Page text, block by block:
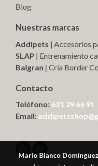
Blog
Nuestras marcas
Addipets | Accesorios
SLAP | Entrenamiento
Balgran | Cría Border
Contacto
Teléfono: 621 29 66 91
Email:
Mario Blanco Domínguez